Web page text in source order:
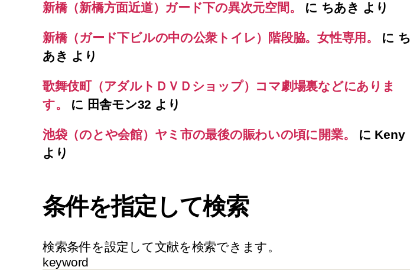
新橋（新橋方面近道）ガード下の異次元空間。 に ちあき より
新橋（ガード下ビルの中の公衆トイレ）階段脇。女性専用。 に ち
あき より
歌舞伎町（アダルトＤＶＤショップ）コマ劇場裏などにありま
す。
に 田舎モン32 より
池袋（のとや会館）ヤミ市の最後の賑わいの頃に開業。 に Keny
より
条件を指定して検索
検索条件を設定して文献を検索できます。
keyword